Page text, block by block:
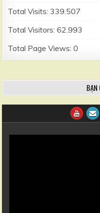
Total Visits: 339.507
Total Visitors:62.993
Total Page Views:0
BẠN